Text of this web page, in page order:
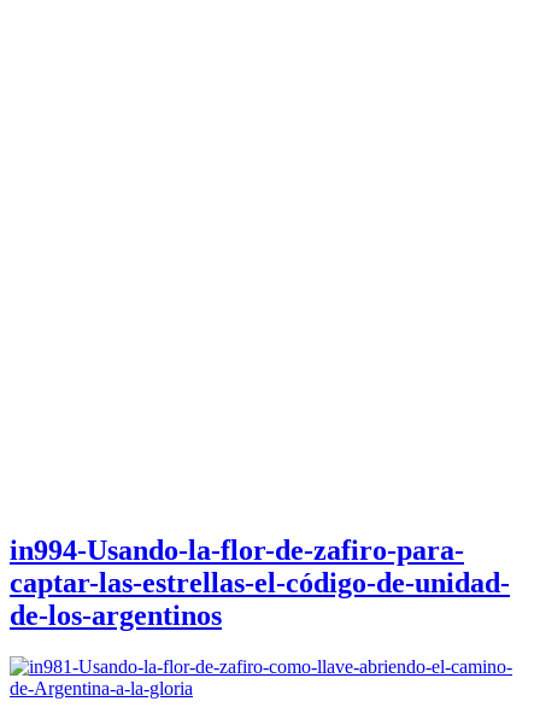
in994-Usando-la-flor-de-zafiro-para-
captar-las-estrellas-el-código-de-unidad-
de-los-argentinos